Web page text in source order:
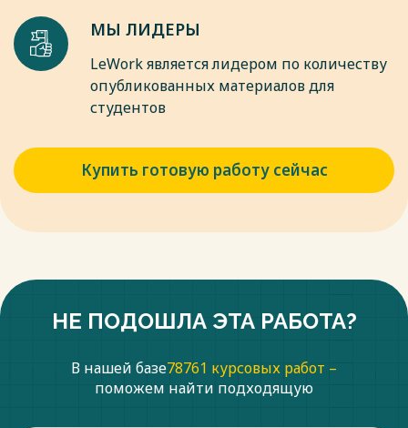
МЫ ЛИДЕРЫ
LeWork является лидером по количеству
опубликованных материалов для
студентов
Купить готовую работу сейчас
НЕ ПОДОШЛА ЭТА РАБОТА?
В нашей базе78761 курсовых работ –
поможем найти подходящую